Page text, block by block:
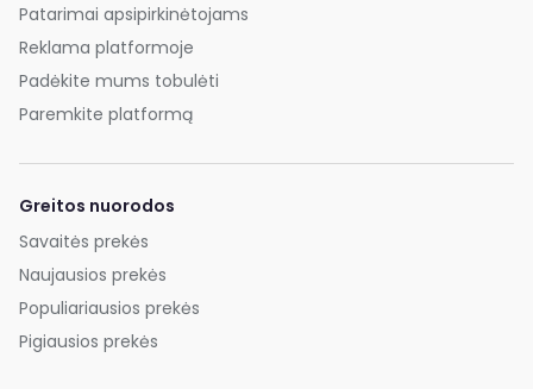
Patarimai apsipirkinėtojams
Reklama platformoje
Padėkite mums tobulėti
Paremkite platformą
Greitos nuorodos
Savaitės prekės
Naujausios prekės
Populiariausios prekės
Pigiausios prekės